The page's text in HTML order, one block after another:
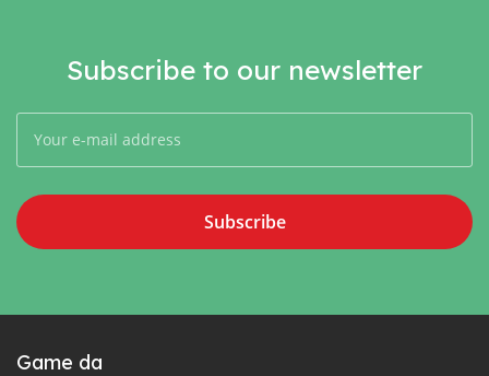
Subscribe to our newsletter
Subscribe
Game da